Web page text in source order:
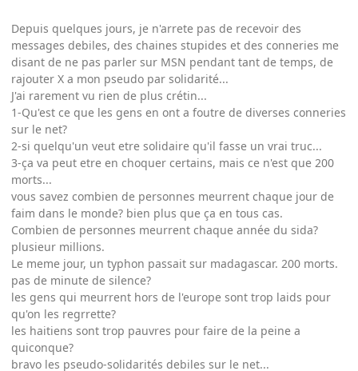
Depuis quelques jours, je n'arrete pas de recevoir des
messages debiles, des chaines stupides et des conneries me
disant de ne pas parler sur MSN pendant tant de temps, de
rajouter X a mon pseudo par solidarité...
J'ai rarement vu rien de plus crétin...
1-Qu'est ce que les gens en ont a foutre de diverses conneries
sur le net?
2-si quelqu'un veut etre solidaire qu'il fasse un vrai truc...
3-ça va peut etre en choquer certains, mais ce n'est que 200
morts...
vous savez combien de personnes meurrent chaque jour de
faim dans le monde? bien plus que ça en tous cas.
Combien de personnes meurrent chaque année du sida?
plusieur millions.
Le meme jour, un typhon passait sur madagascar. 200 morts.
pas de minute de silence?
les gens qui meurrent hors de l'europe sont trop laids pour
qu'on les regrrette?
les haitiens sont trop pauvres pour faire de la peine a
quiconque?
bravo les pseudo-solidarités debiles sur le net...